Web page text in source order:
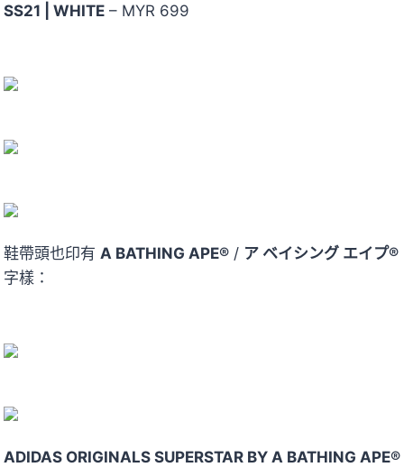
SS21 | WHITE – MYR 699
鞋帶頭也印有 A BATHING APE® / ア ベイシング エイプ®
字樣：
ADIDAS ORIGINALS SUPERSTAR BY A BATHING APE®